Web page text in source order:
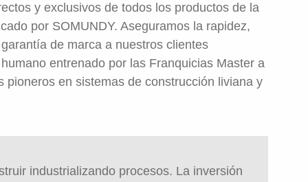
y exclusivos de todos los productos de la
por SOMUNDY. Aseguramos la rapidez,
de marca a nuestros clientes
entrenado por las Franquicias Master a
pioneros en sistemas de construcción liviana y
industrializando procesos. La inversión